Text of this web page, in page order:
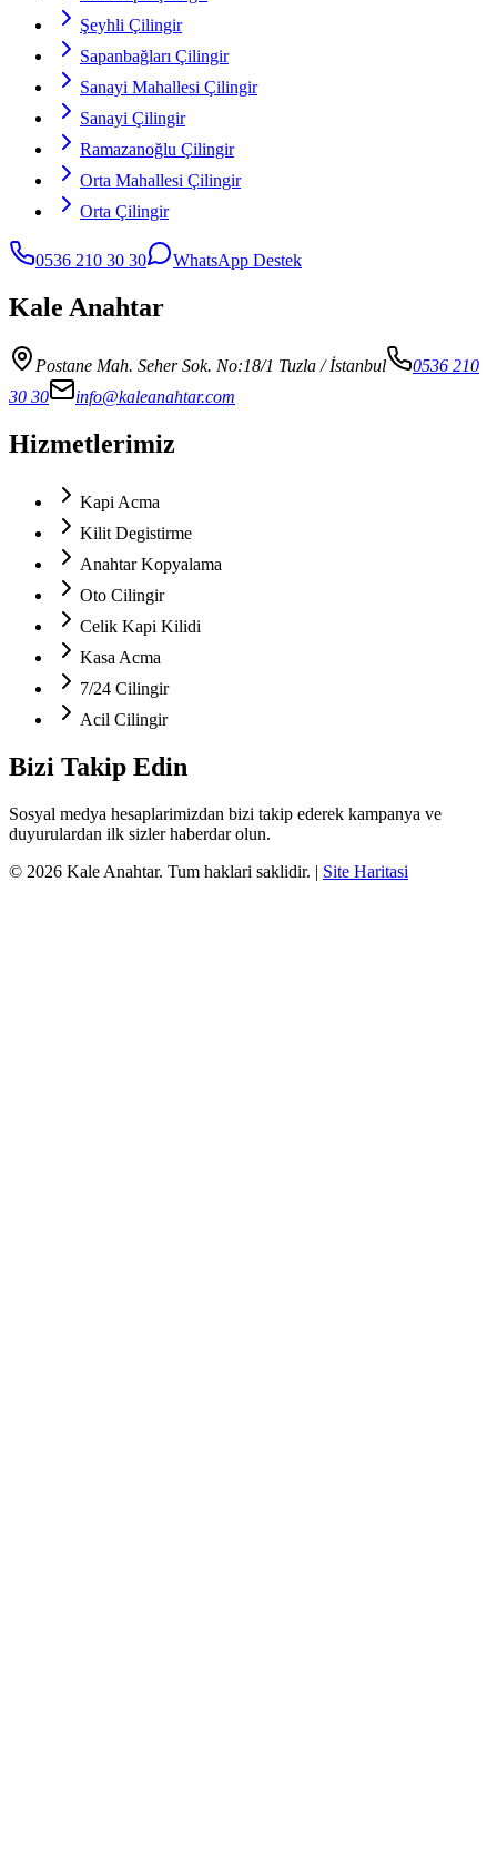
Şeyhli Çilingir
Sapanbağları Çilingir
Sanayi Mahallesi Çilingir
Sanayi Çilingir
Ramazanoğlu Çilingir
Orta Mahallesi Çilingir
Orta Çilingir
0536 210 30 30 WhatsApp Destek
Kale Anahtar
Postane Mah. Seher Sok. No:18/1 Tuzla / İstanbul
0536 210
30 30
info@kaleanahtar.com
Hizmetlerimiz
Kapi Acma
Kilit Degistirme
Anahtar Kopyalama
Oto Cilingir
Celik Kapi Kilidi
Kasa Acma
7/24 Cilingir
Acil Cilingir
Bizi Takip Edin
Sosyal medya hesaplarimizdan bizi takip ederek kampanya ve
duyurulardan ilk sizler haberdar olun.
© 2026 Kale Anahtar. Tum haklari saklidir. | Site Haritasi